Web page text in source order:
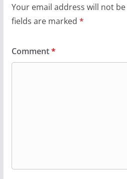
Your email address will not
fields are marked *
Comment*